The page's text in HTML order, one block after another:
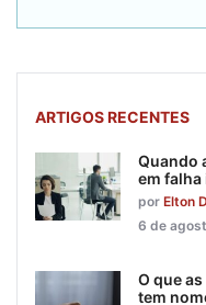
ARTIGOS RECENTES
Quando
em
por Elton
6 de
O que
tem